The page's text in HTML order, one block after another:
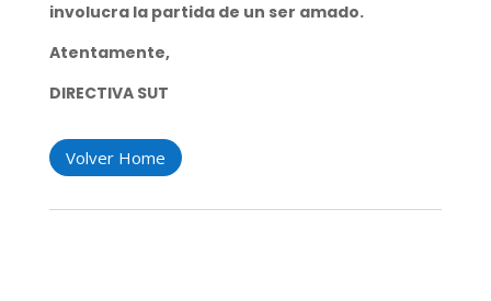
involucra la partida de un ser amado.
Atentamente,
DIRECTIVA SUT
Volver Home